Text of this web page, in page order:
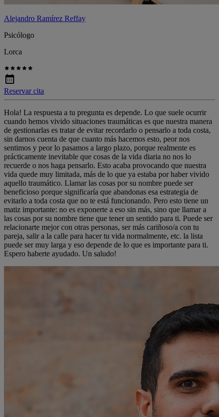
Alejandro Ramírez Reffay
Psicólogo
Lorca
Reservar cita
Hola! La respuesta a tu pregunta es depende. Lo que suele ocurrir
cuando hemos vivido situaciones traumáticas es que nuestra manera
de gestionarlas es tratar de evitar recordarlo o pensarlo a toda costa,
sin darnos cuenta de que cuanto más hacemos esto, peor nos
sentimos y peor lo pasamos a largo plazo, porque realmente es
prácticamente inevitable que cosas de la vida diaria no nos lo
recuerde o nos haga pensarlo. Esto acaba provocando que nuestra
vida quede muy limitada, más de lo que ya estaba por haber vivido
aquello traumático. Llamar las cosas por su nombre puede ser
beneficioso porque significaría que abandonas esa estrategia de
evitarlo a toda costa que no te está funcionando. Pero esto tiene un
matiz importante: no es exponerte a eso sin más, sino que llamar a
las cosas por su nombre tiene que tener un sentido para ti. Puede ser
relacionarte mejor con otras personas, ser más cariñoso/a con tu
pareja, salir a la calle para hacer tu vida normalmente, etc. la lista
puede ser muy larga y eso depende de lo que es importante para ti.
Espero haberte ayudado. Un saludo!